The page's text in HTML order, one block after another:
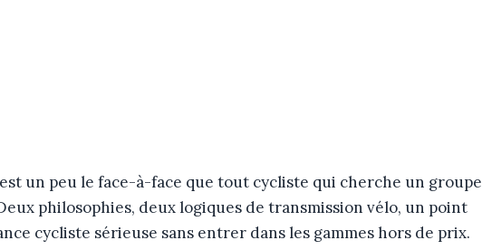
un peu le face-à-face que tout cycliste qui cherche un groupe
philosophies, deux logiques de transmission vélo, un point
cycliste sérieuse sans entrer dans les gammes hors de prix.